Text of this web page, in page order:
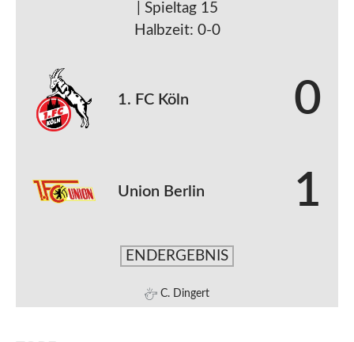
| Spieltag 15
Halbzeit: 0-0
1. FC Köln 0
Union Berlin 1
ENDERGEBNIS
C. Dingert